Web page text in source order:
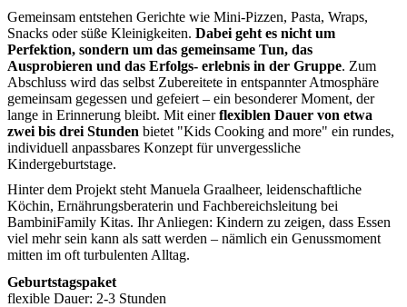
Gemeinsam entstehen Gerichte wie Mini-Pizzen, Pasta, Wraps,
Snacks oder süße Kleinigkeiten. Dabei geht es nicht um
Perfektion, sondern um das gemeinsame Tun, das
Ausprobieren und das Erfolgs- erlebnis in der Gruppe. Zum
Abschluss wird das selbst Zubereitete in entspannter Atmosphäre
gemeinsam gegessen und gefeiert – ein besonderer Moment, der
lange in Erinnerung bleibt. Mit einerflexiblen Dauer von etwa
zwei bis drei Stunden bietet "Kids Cooking and more" ein rundes,
individuell anpassbares Konzept für unvergessliche
Kindergeburtstage.
Hinter dem Projekt steht Manuela Graalheer, leidenschaftliche
Köchin, Ernährungsberaterin und Fachbereichsleitung bei
BambiniFamily Kitas. Ihr Anliegen: Kindern zu zeigen, dass Essen
viel mehr sein kann als satt werden – nämlich ein Genussmoment
mitten im oft turbulenten Alltag.
Geburtstagspaket
flexible Dauer: 2-3 Stunden